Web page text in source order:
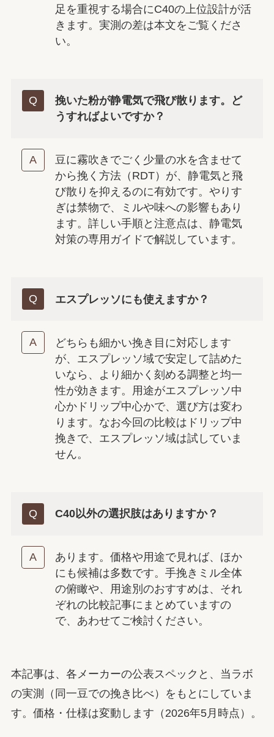
足を重視する場合にC40の上位設計が活
きます。実測の差は本文をご覧くださ
い。
挽いた粉が静電気で飛び散ります。ど
うすればよいですか？
豆に霧吹きでごく少量の水を含ませて
から挽く方法（RDT）が、静電気と飛
び散りを抑えるのに有効です。やりす
ぎは禁物で、ミルや味への影響もあり
ます。詳しい手順と注意点は、静電気
対策の専用ガイドで解説しています。
エスプレッソにも使えますか？
どちらも細かい挽き目に対応します
が、エスプレッソ域で安定して詰めた
いなら、より細かく刻める調整と均一
性が効きます。用途がエスプレッソ中
心かドリップ中心かで、選び方は変わ
ります。なお今回の比較はドリップ中
挽きで、エスプレッソ域は試していま
せん。
C40以外の選択肢はありますか？
あります。価格や用途で見れば、ほか
にも候補は多数です。手挽きミル全体
の俯瞰や、用途別のおすすめは、それ
ぞれの比較記事にまとめていますの
で、あわせてご検討ください。
本記事は、各メーカーの公表スペックと、当ラボ
の実測（同一豆での挽き比べ）をもとにしていま
す。価格・仕様は変動します（2026年5月時点）。